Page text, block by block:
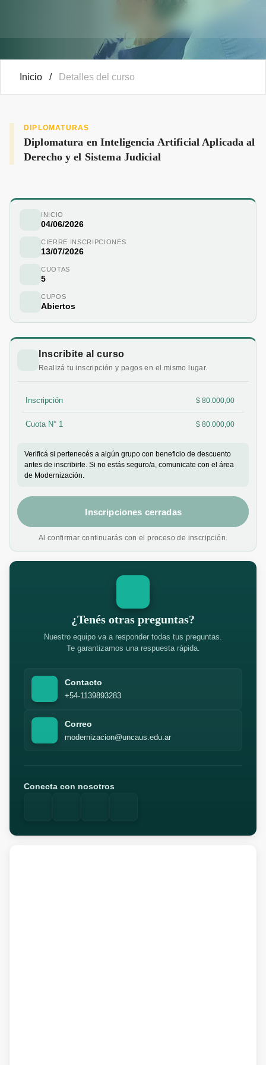
Inicio / Detalles del curso
DIPLOMATURAS
Diplomatura en Inteligencia Artificial Aplicada al
Derecho y el Sistema Judicial
INICIO
04/06/2026
CIERRE INSCRIPCIONES
13/07/2026
CUOTAS
5
CUPOS
Abiertos
Inscribite al curso
Realizá tu inscripción y pagos en el mismo lugar.
Inscripción $ 80.000,00
Cuota N° 1 $ 80.000,00
Verificá si pertenecés a algún grupo con beneficio de descuento
antes de inscribirte. Si no estás seguro/a, comunicate con el área
de Modernización.
Inscripciones cerradas
Al confirmar continuarás con el proceso de inscripción.
¿Tenés otras preguntas?
Nuestro equipo va a responder todas tus preguntas.
Te garantizamos una respuesta rápida.
Contacto
+54-1139893283
Correo
modernizacion@uncaus.edu.ar
Conecta con nosotros